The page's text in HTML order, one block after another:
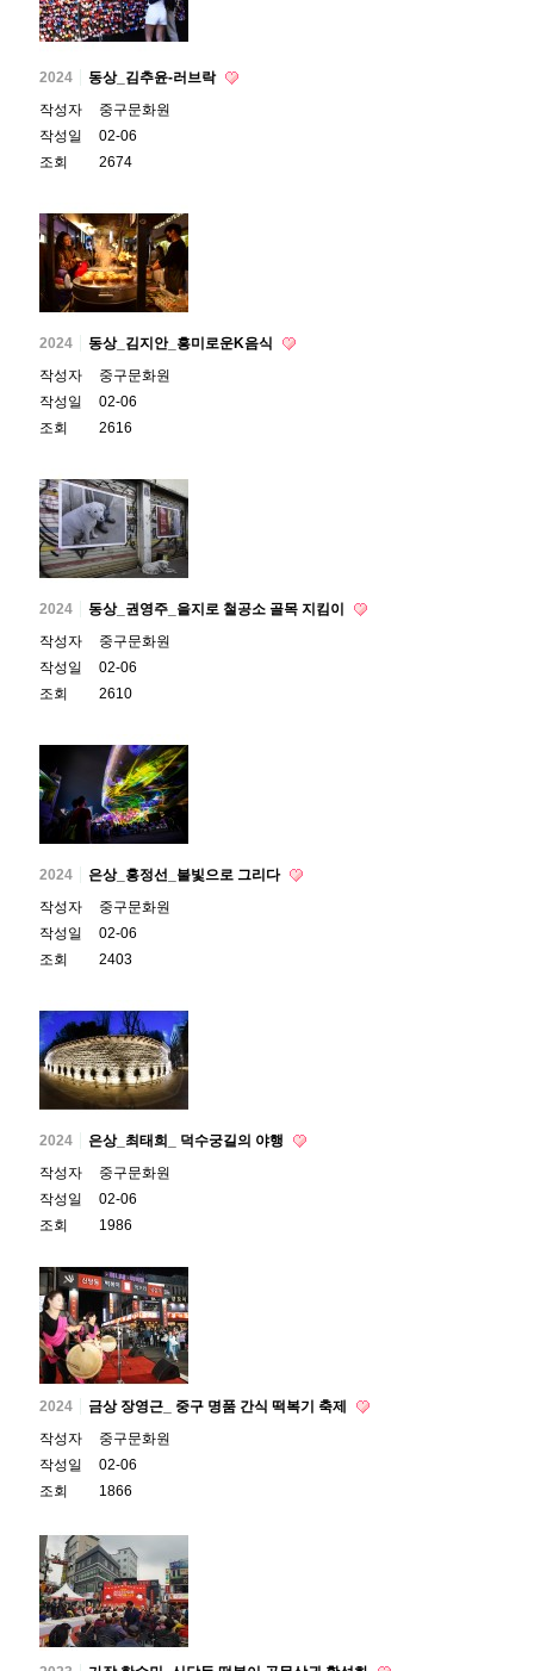
2024
동상_김추윤-러브락
작성자
중구문화원
작성일
02-06
조회
2674
2024
동상_김지안_흥미로운K음식
작성자
중구문화원
작성일
02-06
조회
2616
2024
동상_권영주_을지로 철공소 골목 지킴이
작성자
중구문화원
작성일
02-06
조회
2610
2024
은상_홍정선_불빛으로 그리다
작성자
중구문화원
작성일
02-06
조회
2403
2024
은상_최태희_ 덕수궁길의 야행
작성자
중구문화원
작성일
02-06
조회
1986
2024
금상 장영근_ 중구 명품 간식 떡복기 축제
작성자
중구문화원
작성일
02-06
조회
1866